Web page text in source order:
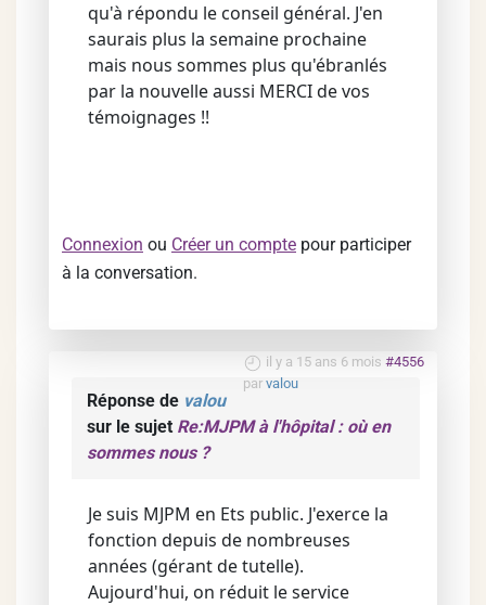
qu'à répondu le conseil général. J'en
saurais plus la semaine prochaine
mais nous sommes plus qu'ébranlés
par la nouvelle aussi MERCI de vos
témoignages !!
Connexion ou Créer un compte pour participer
à la conversation.
il y a 15 ans 6 mois #4556
par valou
Réponse de valou
sur le sujet Re:MJPM à l'hôpital : où en
sommes nous ?
Je suis MJPM en Ets public. J'exerce la
fonction depuis de nombreuses
années (gérant de tutelle).
Aujourd'hui, on réduit le service